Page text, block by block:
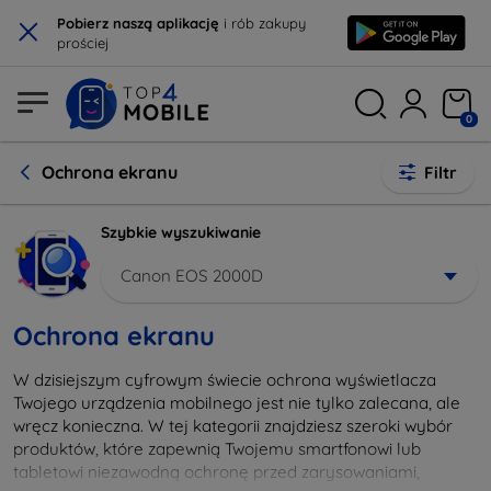
× Pobierz naszą aplikację i rób zakupy
prościej
0
Ochrona ekranu Filtr
Szybkie wyszukiwanie
Canon EOS 2000D
Ochrona ekranu
W dzisiejszym cyfrowym świecie ochrona wyświetlacza
Twojego urządzenia mobilnego jest nie tylko zalecana, ale
wręcz konieczna. W tej kategorii znajdziesz szeroki wybór
produktów, które zapewnią Twojemu smartfonowi lub
tabletowi niezawodną ochronę przed zarysowaniami,